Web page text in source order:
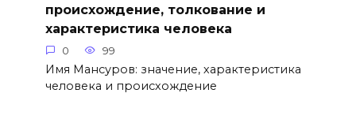
происхождение, толкование и
характеристика человека
0 99
Имя Мансуров: значение, характеристика
человека и происхождение